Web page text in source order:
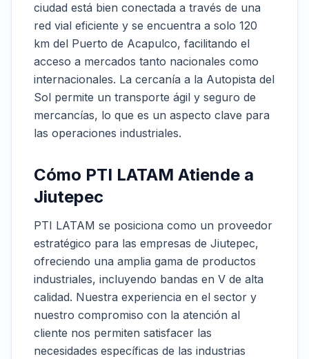
ciudad está bien conectada a través de una
red vial eficiente y se encuentra a solo 120
km del Puerto de Acapulco, facilitando el
acceso a mercados tanto nacionales como
internacionales. La cercanía a la Autopista del
Sol permite un transporte ágil y seguro de
mercancías, lo que es un aspecto clave para
las operaciones industriales.
Cómo PTI LATAM Atiende a
Jiutepec
PTI LATAM se posiciona como un proveedor
estratégico para las empresas de Jiutepec,
ofreciendo una amplia gama de productos
industriales, incluyendo bandas en V de alta
calidad. Nuestra experiencia en el sector y
nuestro compromiso con la atención al
cliente nos permiten satisfacer las
necesidades específicas de las industrias